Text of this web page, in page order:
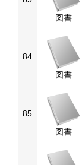
図書
84
図書
85
図書